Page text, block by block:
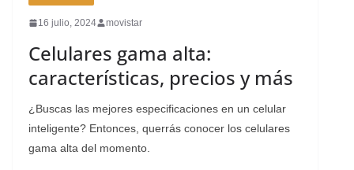
16 julio, 2024 movistar
Celulares gama alta:
características, precios y más
¿Buscas las mejores especificaciones en un celular
inteligente? Entonces, querrás conocer los celulares
gama alta del momento.